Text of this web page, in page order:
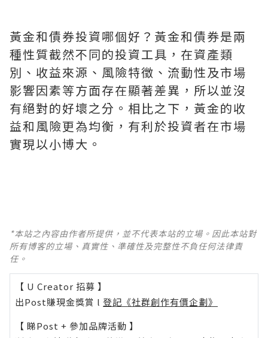
黃金和債券投資哪個好？黃金和債券是兩
種性質截然不同的投資工具，在資產類
別、收益來源、風險特徵、流動性及市場
影響因素等方面存在顯著差異，所以並沒
有絕對的好壞之分。相比之下，黃金的收
益和風險更為均衡，有利於投資者在市場
實現以小博大。
*本站之內容由作者所提供，並不代表本站的立場。因此本站對
所有博客的立場、真實性、準確性及完整性不負任何法律責
任。
【 U Creator 招募 】
出Post賺現金獎賞 l 登記《社群創作有價企劃》
【 睇Post + 參加品牌活動 】